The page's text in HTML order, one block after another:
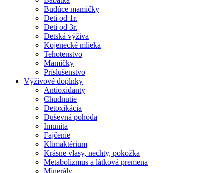
Budúce mamičky
Deti od 1r.
Deti od 3r.
Detská výživa
Kojenecké mlieka
Tehotenstvo
Mamičky
Príslušenstvo
Výživové doplnky
Antioxidanty
Chudnutie
Detoxikácia
Duševná pohoda
Imunita
Fajčenie
Klimaktérium
Krásne vlasy, nechty, pokožka
Metabolizmus a látková premena
Minerály